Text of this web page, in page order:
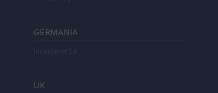
GERMANIA
Investieren24
UK